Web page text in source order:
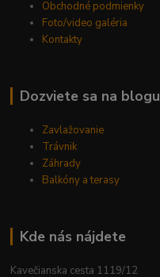
Obchodné podmienky
Foto/video galéria
Kontakty
Dozviete sa na blogu
Zavlažovanie
Trávnik
Záhrady
Balkóny a terasy
Kde nás nájdete
Kavečianska cesta 1119/12